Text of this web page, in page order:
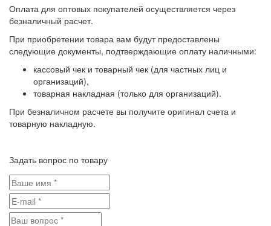
Оплата для оптовых покупателей осуществляется через
безналичный расчет.
При приобретении товара вам будут предоставлены
следующие документы, подтверждающие оплату наличными:
кассовый чек и товарный чек (для частных лиц и
организаций),
товарная накладная (только для организаций).
При безналичном расчете вы получите оригинал счета и
товарную накладную.
Задать вопрос по товару